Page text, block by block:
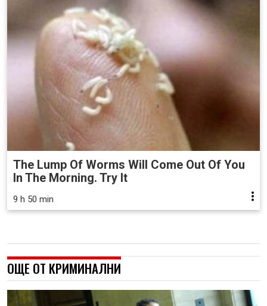
The Lump Of Worms Will Come Out Of You
In The Morning. Try It
9 h 50 min
ОЩЕ ОТ КРИМИНАЛНИ